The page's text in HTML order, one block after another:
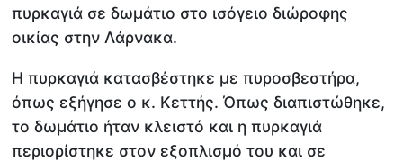
πυρκαγιά σε δωμάτιο στο ισόγειο διώροφης
οικίας στην Λάρνακα.
Η πυρκαγιά κατασβέστηκε με πυροσβεστήρα,
όπως εξήγησε ο κ. Κεττής. Όπως διαπιστώθηκε,
το δωμάτιο ήταν κλειστό και η πυρκαγιά
περιορίστηκε στον εξοπλισμό του και σε